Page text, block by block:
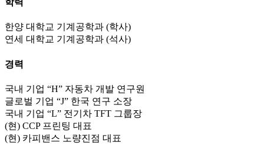
학력
한양 대학교 기계공학과 (학사)
연세 대학교 기계공학과 (석사)
경력
국내 기업 “H” 자동차 개발 연구원
글로벌 기업 “J” 한국 연구 소장
국내 기업 “L” 전기차 TFT 그룹장
(현) CCP 프린팅 대표
(현) 카피밴스 노량진점 대표